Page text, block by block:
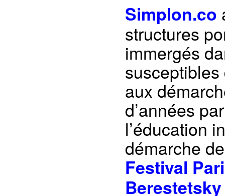
Simplon.co
structures
immergés
susceptibles
aux
d’années
l’éducation
démarche
Festival
Berestetsky